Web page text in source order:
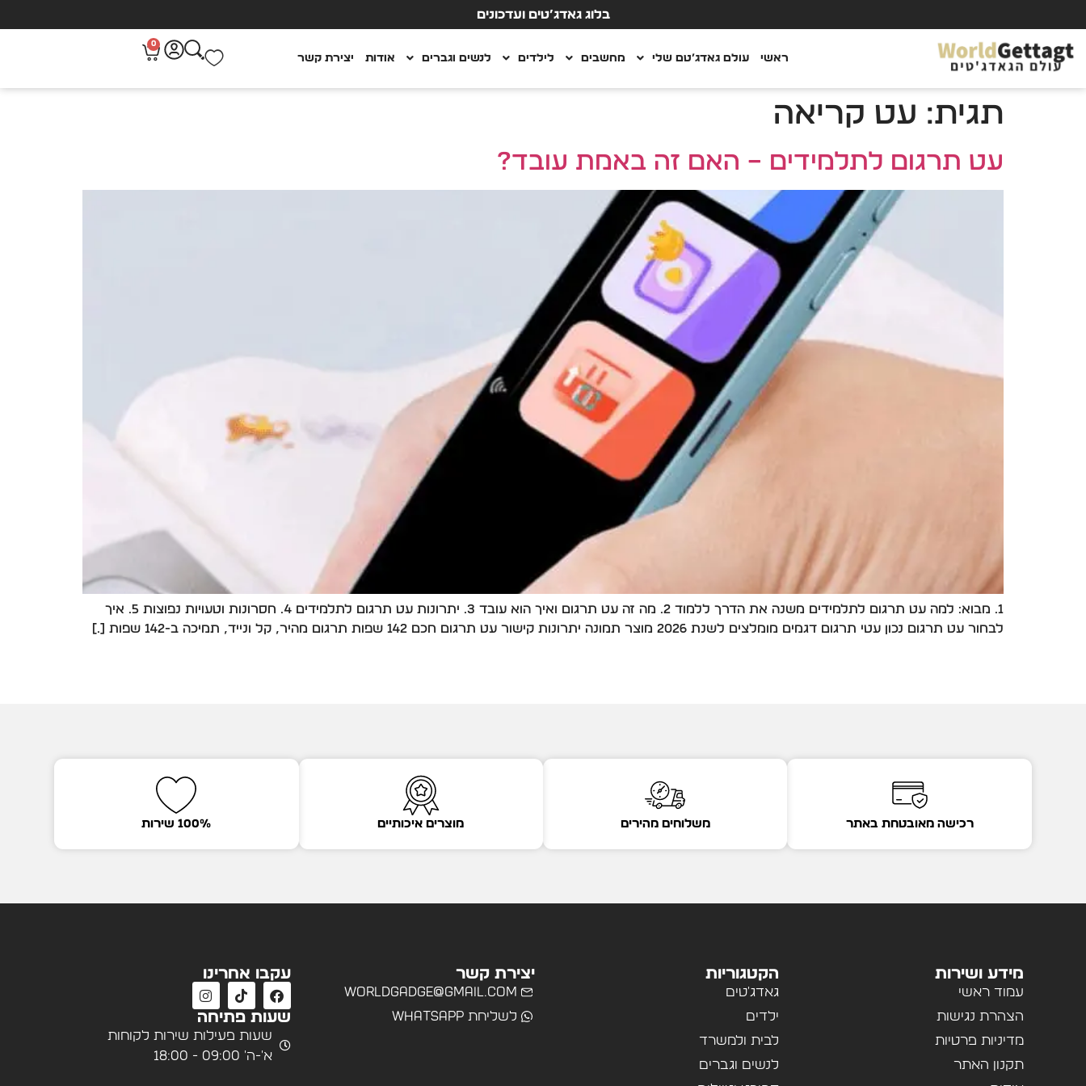
בלוג גאדג’טים ועדכונים
ראשי עולם גאדג’טם שלי מחשבים לילדים לנשים וגברים אודות יצירת קשר
0
תגית: עט קריאה
עט תרגום לתלמידים – האם זה באמת עובד?
1. מבוא: למה עט תרגום לתלמידים משנה את הדרך ללמוד 2. מה זה עט תרגום ואיך הוא עובד 3. יתרונות עט תרגום לתלמידים 4. חסרונות וטעויות נפוצות 5. איך
לבחור עט תרגום נכון עטי תרגום דגמים מומלצים לשנת 2026 מוצר תמונה יתרונות קישור עט תרגום חכם 142 שפות תרגום מהיר, קל ונייד, תמיכה ב-142 שפות […]
רכישה מאובטחת באתר משלוחים מהירים מוצרים איכותיים 100% שירות
מידע ושירות
עמוד ראשי
הצהרת נגישות
מדיניות פרטיות
תקנון האתר
הקטגוריות
גאדג'טים
ילדים
לבית ולמשרד
לנשים וגברים
יצירת קשר
worldgadge@gmail.com
לשליחת WhatsApp
עקבו אחרינו
שעות פתיחה
שעות פעילות שירות לקוחות
א'-ה' 09:00 - 18:00